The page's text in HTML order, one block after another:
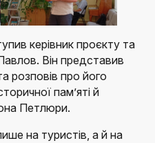
керівник проєкту та
Він представив
розповів про його
пам’яті й
Петлюри.
на туристів, а й на